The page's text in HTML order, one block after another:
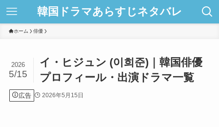
韓国ドラマあらすじネタバレ
ホーム 俳優
イ・ヒジュン (이희준)｜韓国俳優
プロフィール・出演ドラマ一覧
2026
5/15
広告 2026年5月15日